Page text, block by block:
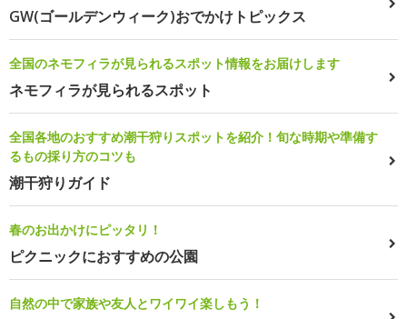
GW(ゴールデンウィーク)おでかけトピックス
全国のネモフィラが見られるスポット情報をお届けします
ネモフィラが見られるスポット
全国各地のおすすめ潮干狩りスポットを紹介！旬な時期や準備す
るもの採り方のコツも
潮干狩りガイド
春のお出かけにピッタリ！
ピクニックにおすすめの公園
自然の中で家族や友人とワイワイ楽しもう！